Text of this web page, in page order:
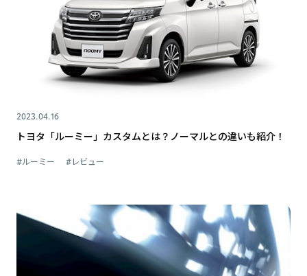
2023.04.16
トヨタ「ルーミー」カスタムとは？ノーマルとの違いも紹介！
#ルーミー #レビュー